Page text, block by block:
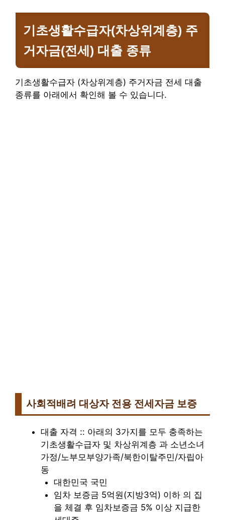
기초생활수급자(차상위계층) 주
거자금(전세) 대출 종류
기초생활수급자 (차상위계층) 주거자금 전세 대출
종류를 아래에서 확인해 볼 수 있습니다.
사회적배려 대상자 전용 전세자금 보증
대출 자격 :: 아래의 3가지를 모두 충족하는
기초생활수급자 및 차상위계층 과 소년소녀
가정/노부모부양가족/북한이탈주민/자립아
동
대한민국 국민
임차 보증금 5억원(지방3억) 이하 의 집
을 체결 후 임차보증금 5% 이상 지급한